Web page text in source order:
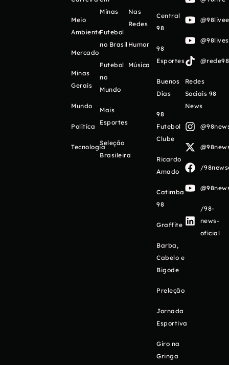
Meio
Ambiente
Mercado
Minas
Gerais
Mundo
Política
Tecnologia
Minas
Futebol
no Brasil
Futebol
no
Mundo
Mais
Esportes
Seleção
Brasileira
Nas
Redes
Humor
Música
Central
98
98
Esportes
Buenos
Días
98
Futebol
Clube
Ricardo
Amado
Catimba
98
Graffite
Barba,
Cabelo e
Bigode
Preleção
Jornada
Esportiva
Giro na
Gringa
Redes
Sociais 98
News
/
/98-
news-
oficial